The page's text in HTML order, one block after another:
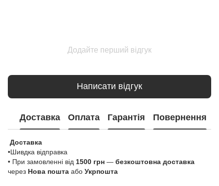
Додайте перший відгук
Написати відгук
Доставка Оплата Гарантія Повернення
Доставка
•Шивдка відправка
• При замовленні від 1500 грн — безкоштовна доставка
через Нова пошта або Укрпошта